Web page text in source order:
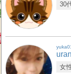
30
uran
女